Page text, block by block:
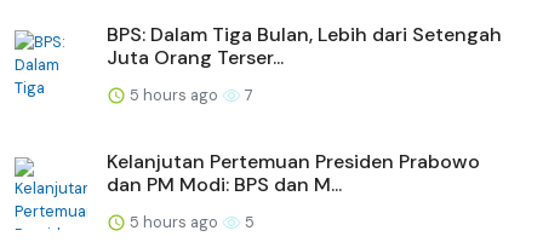
BPS: Dalam Tiga Bulan, Lebih dari Setengah
Juta Orang Terser...
5 hours ago 7
Kelanjutan Pertemuan Presiden Prabowo
dan PM Modi: BPS dan M...
5 hours ago 5